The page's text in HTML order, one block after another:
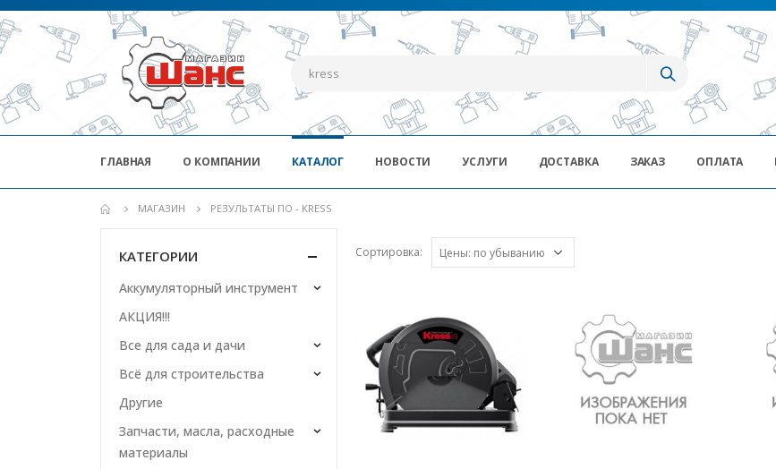
ГЛАВНАЯ О КОМПАНИИ КАТАЛОГ НОВОСТИ УСЛУГИ ДОСТАВКА ЗАКАЗ ОПЛАТА
МАГАЗИН РЕЗУЛЬТАТЫ ПО - KRESS
Сортировка:
КАТЕГОРИИ
Аккумуляторный инструмент
АКЦИЯ!!!
Все для сада и дачи
Всё для строительства
Другие
Запчасти, масла, расходные
материалы